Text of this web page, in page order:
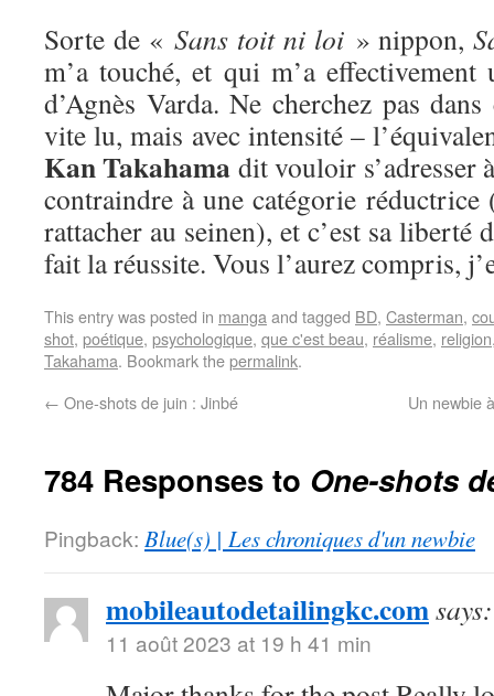
Sorte de «Sans toit ni loi» nippon,
m’a touché, et qui m’a
d’Agnès Varda. Ne cherchez pas
vite lu, mais avec intensité –
Kan Takahama dit vouloir s’adresser
contraindre à une catégorie
rattacher au seinen), et c’est sa liberté
fait la réussite. Vous l’aurez compris,
This entry was posted in manga and tagged BD, Casterman,
shot, poétique, psychologique, que c'est beau, réalisme, religion
Takahama. Bookmark thepermalink.
← One-shots de juin : Jinbé Un newbie
784 Responses to One-shots
Pingback: Blue(s) | Les chroniques d'un newbie
mobileautodetailingkc.comsays:
11 août 2023 at 19 h 41 min